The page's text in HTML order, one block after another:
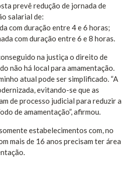
prevê redução de jornada de
salarial de:
com duração entre 4 e 6 horas;
com duração entre 6 e 8 horas.
na justiça o direito de
não há local para amamentação.
atual pode ser simplificado. “A
evitando-se que as
de processo judicial para reduzir a
de amamentação”, afirmou.
estabelecimentos com, no
mais de 16 anos precisam ter área